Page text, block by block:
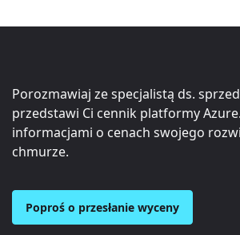
Porozmawiaj ze specjalistą ds.
przedstawi Ci cennik platformy
informacjami o cenach swojego
chmurze.
Poproś o przesłanie wyceny